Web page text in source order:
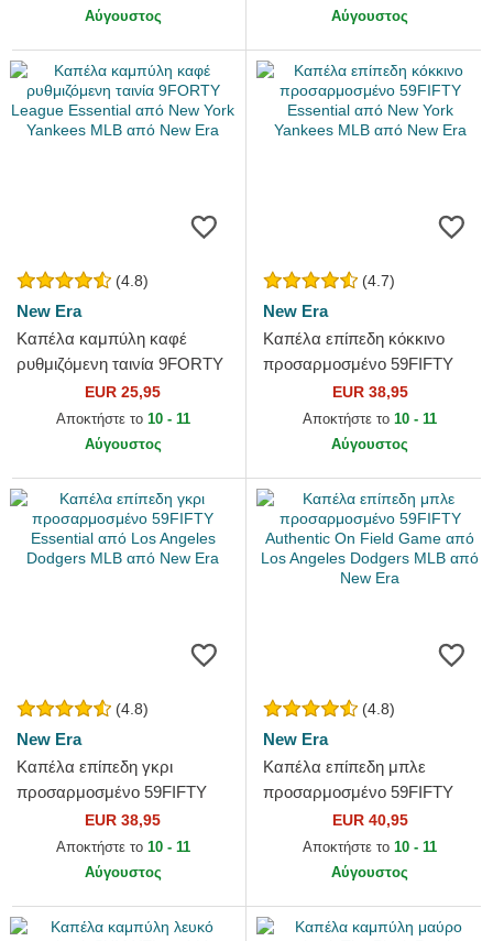
Αύγουστος
Αύγουστος
(4.8)
New Era
Καπέλα καμπύλη καφέ
ρυθμιζόμενη ταινία 9FORTY
League Essential από New
York Yankees MLB από New
EUR 25,95
Αποκτήστε το 10 - 11
Αύγουστος
(4.7)
New Era
Καπέλα επίπεδη κόκκινο
προσαρμοσμένο 59FIFTY
Essential από New York
Yankees MLB από New Era
EUR 38,95
Αποκτήστε το 10 - 11
Αύγουστος
(4.8)
New Era
Καπέλα επίπεδη γκρι
προσαρμοσμένο 59FIFTY
Essential από Los Angeles
Dodgers MLB από New Era
EUR 38,95
Αποκτήστε το 10 - 11
Αύγουστος
(4.8)
New Era
Καπέλα επίπεδη μπλε
προσαρμοσμένο 59FIFTY
Authentic On Field Game
από Los Angeles Dodgers
MLB από...
EUR 40,95
Αποκτήστε το 10 - 11
Αύγουστος